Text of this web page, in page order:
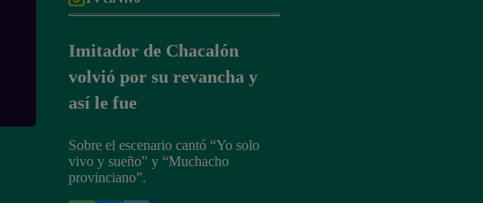
Imitador de Chacalón
volvió por su revancha y
así le fue
Sobre el escenario cantó “Yo solo
vivo y sueño” y “Muchacho
provinciano”.